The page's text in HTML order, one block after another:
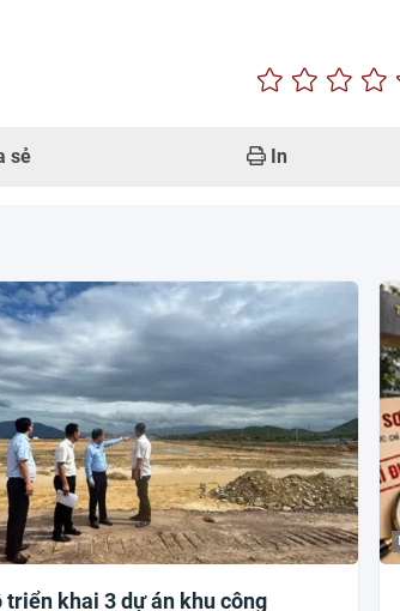
sẻ In
triển khai 3 dự án khu công